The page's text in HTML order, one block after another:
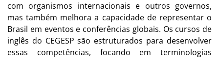
com organismos internacionais e outros governos,
mas também melhora a capacidade de representar o
Brasil em eventos e conferências globais. Os cursos de
inglês do CEGESP são estruturados para desenvolver
essas competências, focando em terminologias